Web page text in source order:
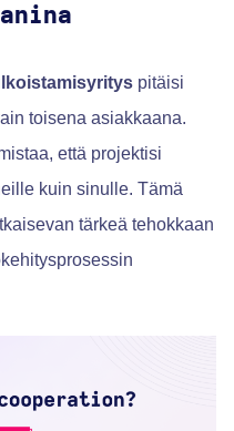
pitäisi
toisena asiakkaana.
että projektisi
kuin sinulle. Tämä
tärkeä tehokkaan